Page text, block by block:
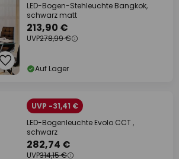
LED-Bogen-Stehleuchte Bangkok,
schwarz matt
213,90 €
UVP278,99 €
Auf Lager
UVP -31,41 €
LED-Bogenleuchte Evolo CCT ,
schwarz
282,74 €
UVP314,15 €